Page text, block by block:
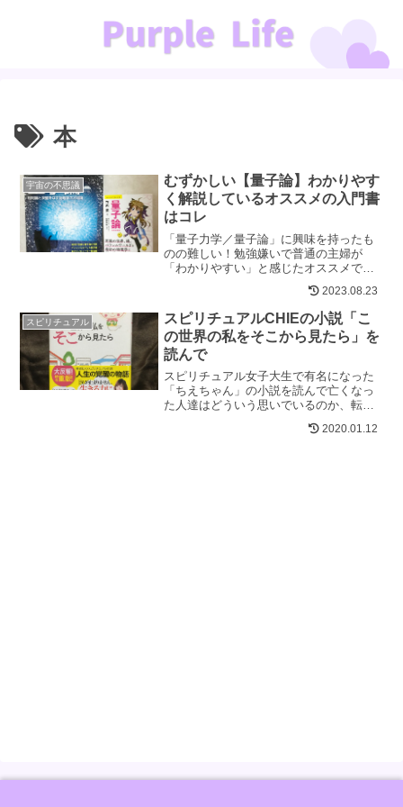
本
宇宙の不思議
むずかしい【量子論】わかりやす
く解説しているオススメの入門書
はコレ
「量子力学／量子論」に興味を持ったも
のの難しい！勉強嫌いで普通の主婦が
「わかりやすい」と感じたオススメでき
る【量子論入門編】をご紹介します。実
験イラストが豊富で、とてもよくわかる
解説がありがたい！
2023.08.23
スピリチュアル
スピリチュアルCHIEの小説「こ
の世界の私をそこから見たら」を
読んで
スピリチュアル女子大生で有名になった
「ちえちゃん」の小説を読んで亡くなっ
た人達はどういう思いでいるのか、転生
に向けた自らの目標はどうやって決める
のか…理解できた気がしました。心温ま
2020.01.12